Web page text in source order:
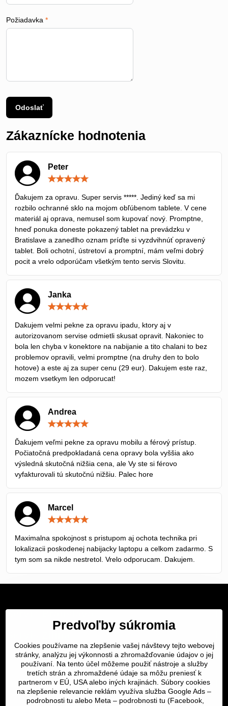
Požiadavka *
Odoslať
Zákaznícke hodnotenia
Peter
5
Ďakujem za opravu. Super servis *****. Jediný keď sa mi
rozbilo ochranné sklo na mojom obľúbenom tablete. V cene
materiál aj oprava, nemusel som kupovať nový. Promptne,
hneď ponuka doneste pokazený tablet na prevádzku v
Bratislave a zanedlho oznam príďte si vyzdvihnúť opravený
tablet. Boli ochotní, ústretoví a promptní, mám veľmi dobrý
pocit a vrelo odporúčam všetkým tento servis Slovitu.
Janka
5
Dakujem velmi pekne za opravu ipadu, ktory aj v
autorizovanom servise odmietli skusat opravit. Nakoniec to
bola len chyba v konektore na nabijanie a tito chalani to bez
problemov opravili, velmi promptne (na druhy den to bolo
hotove) a este aj za super cenu (29 eur). Dakujem este raz,
mozem vsetkym len odporucat!
Andrea
5
Ďakujem veľmi pekne za opravu mobilu a férový prístup.
Počiatočná predpokladaná cena opravy bola vyššia ako
výsledná skutočná nižšia cena, ale Vy ste si férovo
vyfakturovali tú skutočnú nižšiu. Palec hore
Marcel
5
Maximalna spokojnost s pristupom aj ochota technika pri
lokalizacii poskodenej nabijacky laptopu a celkom zadarmo. S
tym som sa nikde nestretol. Vrelo odporucam. Dakujem.
Servis Bratislava
Servis Košice
Dôležité odkazy
Predvoľby súkromia
Cookies používame na zlepšenie vašej návštevy tejto webovej
stránky, analýzu jej výkonnosti a zhromažďovanie údajov o jej
používaní. Na tento účel môžeme použiť nástroje a služby
tretích strán a zhromaždené údaje sa môžu preniesť k
partnerom v EÚ, USA alebo iných krajinách. Súbory cookies
na zlepšenie relevancie reklám využíva služba Google Ads –
podrobnosti tu alebo Meta – podrobnosti tu (Facebook,